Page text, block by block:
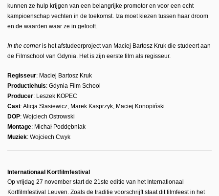
kunnen ze hulp krijgen van een belangrijke promotor en voor een echt
kampioenschap vechten in de toekomst. Iza moet kiezen tussen haar droom
en de waarden waar ze in gelooft.
In the corneris het afstudeerproject van Maciej Bartosz Kruk die studeert aan
de Filmschool van Gdynia. Het is zijn eerste film als regisseur.
Regisseur: Maciej Bartosz Kruk
Productiehuis: Gdynia Film School
Producer: Leszek KOPEC
Cast: Alicja Stasiewicz, Marek Kasprzyk, Maciej Konopiński
DOP: Wojciech Ostrowski
Montage: Michał Poddębniak
Muziek: Wojciech Cwyk
Internationaal Kortfilmfestival
Op vrijdag 27 november start de 21ste editie van het Internationaal
Kortfilmfestival Leuven. Zoals de traditie voorschrijft staat dit filmfeest in het